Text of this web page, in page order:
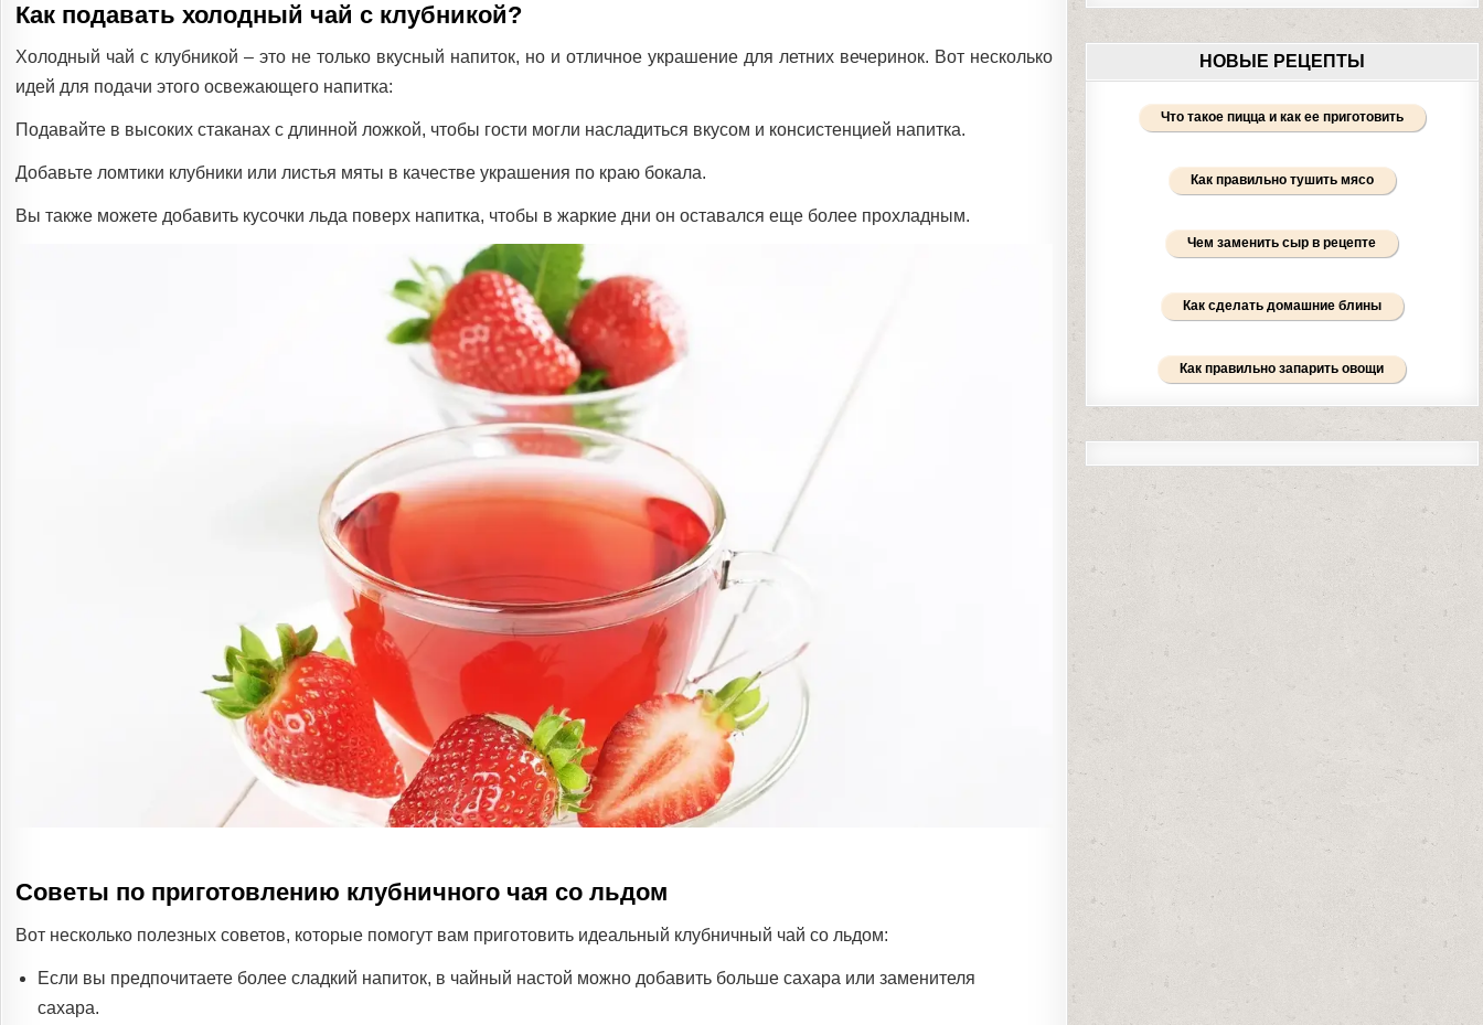
Как подавать холодный чай с клубникой?
Холодный чай с клубникой – это не только вкусный напиток, но и отличное украшение для летних вечеринок. Вот несколько
идей для подачи этого освежающего напитка:
Подавайте в высоких стаканах с длинной ложкой, чтобы гости могли насладиться вкусом и консистенцией напитка.
Добавьте ломтики клубники или листья мяты в качестве украшения по краю бокала.
Вы также можете добавить кусочки льда поверх напитка, чтобы в жаркие дни он оставался еще более прохладным.
Советы по приготовлению клубничного чая со льдом
Вот несколько полезных советов, которые помогут вам приготовить идеальный клубничный чай со льдом:
Если вы предпочитаете более сладкий напиток, в чайный настой можно добавить больше сахара или заменителя
сахара.
НОВЫЕ РЕЦЕПТЫ
Что такое пицца и как ее приготовить
Как правильно тушить мясо
Чем заменить сыр в рецепте
Как сделать домашние блины
Как правильно запарить овощи